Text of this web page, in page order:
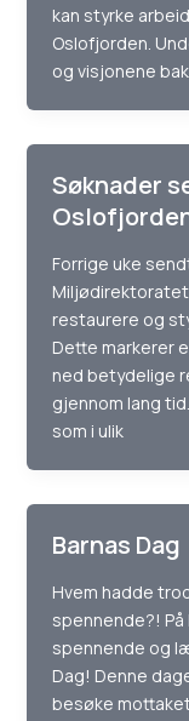
kan styrke
Oslofjorden.
og visjonene
Søknader
Forrige uke
restaurere og
Dette markerer
ned betydelige
gjennom lang
som i ulik
Barnas Dag
Hvem hadde
spennende?!
spennende og
Dag! Denne
besøke